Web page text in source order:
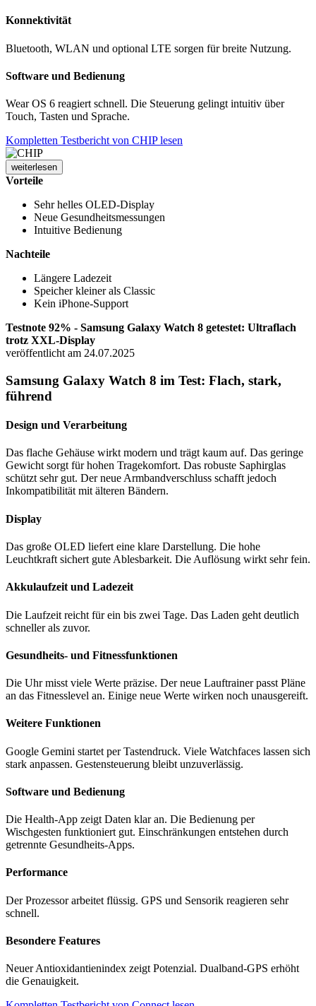
Konnektivität
Bluetooth, WLAN und optional LTE sorgen für breite Nutzung.
Software und Bedienung
Wear OS 6 reagiert schnell. Die Steuerung gelingt intuitiv über
Touch, Tasten und Sprache.
Kompletten Testbericht von CHIP lesen
weiterlesen
Vorteile
Sehr helles OLED-Display
Neue Gesundheitsmessungen
Intuitive Bedienung
Nachteile
Längere Ladezeit
Speicher kleiner als Classic
Kein iPhone-Support
Testnote 92% - Samsung Galaxy Watch 8 getestet: Ultraflach
trotz XXL-Display
veröffentlicht am 24.07.2025
Samsung Galaxy Watch 8 im Test: Flach, stark,
führend
Design und Verarbeitung
Das flache Gehäuse wirkt modern und trägt kaum auf. Das geringe
Gewicht sorgt für hohen Tragekomfort. Das robuste Saphirglas
schützt sehr gut. Der neue Armbandverschluss schafft jedoch
Inkompatibilität mit älteren Bändern.
Display
Das große OLED liefert eine klare Darstellung. Die hohe
Leuchtkraft sichert gute Ablesbarkeit. Die Auflösung wirkt sehr fein.
Akkulaufzeit und Ladezeit
Die Laufzeit reicht für ein bis zwei Tage. Das Laden geht deutlich
schneller als zuvor.
Gesundheits- und Fitnessfunktionen
Die Uhr misst viele Werte präzise. Der neue Lauftrainer passt Pläne
an das Fitnesslevel an. Einige neue Werte wirken noch unausgereift.
Weitere Funktionen
Google Gemini startet per Tastendruck. Viele Watchfaces lassen sich
stark anpassen. Gestensteuerung bleibt unzuverlässig.
Software und Bedienung
Die Health-App zeigt Daten klar an. Die Bedienung per
Wischgesten funktioniert gut. Einschränkungen entstehen durch
getrennte Gesundheits-Apps.
Performance
Der Prozessor arbeitet flüssig. GPS und Sensorik reagieren sehr
schnell.
Besondere Features
Neuer Antioxidantienindex zeigt Potenzial. Dualband-GPS erhöht
die Genauigkeit.